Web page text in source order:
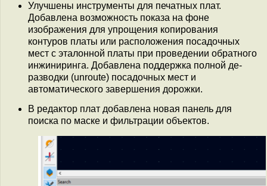
Улучшены инструменты для печатных плат.
Добавлена возможность показа на фоне
изображения для упрощения копирования
контуров платы или расположения посадочных
мест с эталонной платы при проведении обратного
инжиниринга. Добавлена поддержка полной де-
разводки (unroute) посадочных мест и
автоматического завершения дорожки.
В редактор плат добавлена новая панель для
поиска по маске и фильтрации объектов.